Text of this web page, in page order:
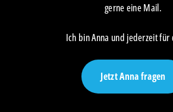
gerne eine Mail.
Ich bin Anna und jederzeit für
Jetzt Anna fragen